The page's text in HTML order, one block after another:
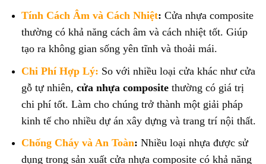
Tính Cách Âm và Cách Nhiệt: Cửa nhựa composite
thường có khả năng cách âm và cách nhiệt tốt. Giúp
tạo ra không gian sống yên tĩnh và thoải mái.
Chi Phí Hợp Lý: So với nhiều loại cửa khác như cửa
gỗ tự nhiên, cửa nhựa compositethường có giá trị
chi phí tốt. Làm cho chúng trở thành một giải pháp
kinh tế cho nhiều dự án xây dựng và trang trí nội thất.
Chống Cháy và An Toàn: Nhiều loại nhựa được sử
dụng trong sản xuất cửa nhựa composite có khả năng